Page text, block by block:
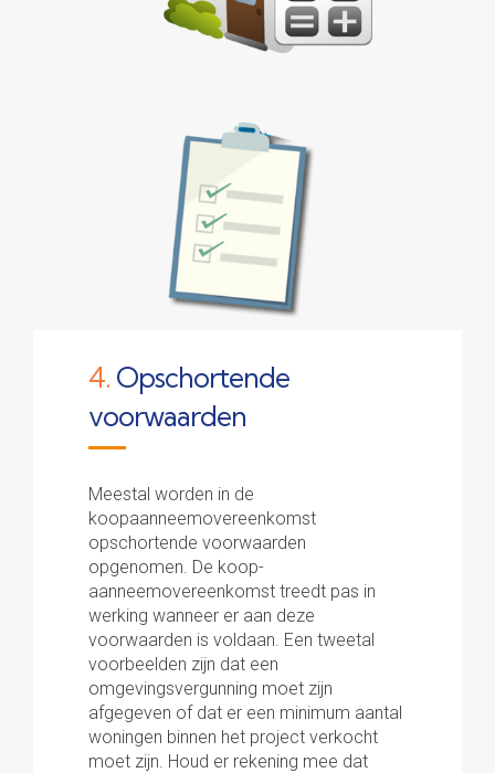
4. Opschortende
voorwaarden
Meestal worden in de
koopaanneemovereenkomst
opschortende voorwaarden
opgenomen. De koop-
aanneemovereenkomst treedt pas in
werking wanneer er aan deze
voorwaarden is voldaan. Een tweetal
voorbeelden zijn dat een
omgevingsvergunning moet zijn
afgegeven of dat er een minimum aantal
woningen binnen het project verkocht
moet zijn. Houd er rekening mee dat